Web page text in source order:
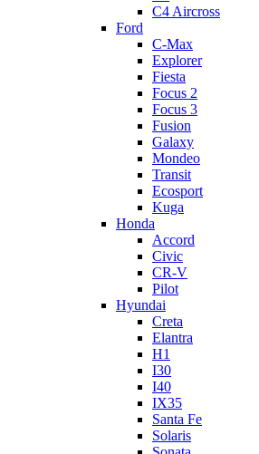
C4 Aircross
Ford
C-Max
Explorer
Fiesta
Focus 2
Focus 3
Fusion
Galaxy
Mondeo
Transit
Ecosport
Kuga
Honda
Accord
Civic
CR-V
Pilot
Hyundai
Creta
Elantra
H1
I30
I40
IX35
Santa Fe
Solaris